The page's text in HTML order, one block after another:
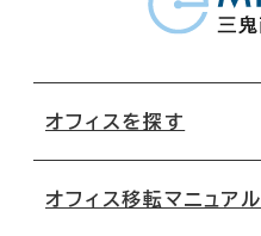
オフィスを探す
オフィス移転マニュアル